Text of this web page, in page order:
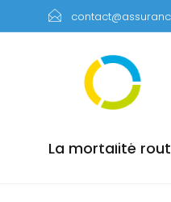
La mortalité